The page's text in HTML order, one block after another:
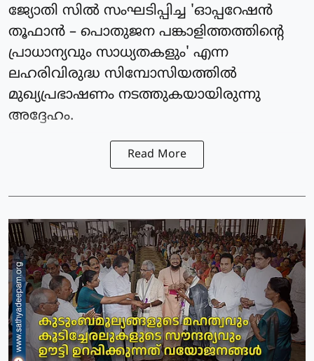
ജ്യോതി സിൽ സംഘടിപ്പിച്ച 'ഓപ്പറേഷൻ
തൂഫാൻ – പൊതുജന പങ്കാളിത്തത്തിന്റെ
പ്രാധാന്യവും സാധ്യതകളും' എന്ന
ലഹരിവിരുദ്ധ സിമ്പോസിയത്തിൽ
മുഖ്യപ്രഭാഷണം നടത്തുകയായിരുന്നു
അദ്ദേഹം.
Read More